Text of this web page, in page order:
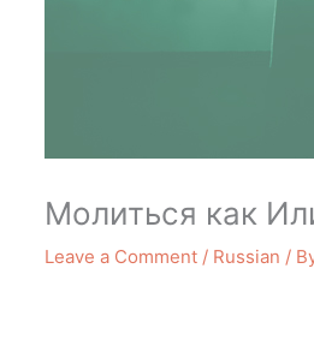
Молиться как
Leave a Comment / Russian /